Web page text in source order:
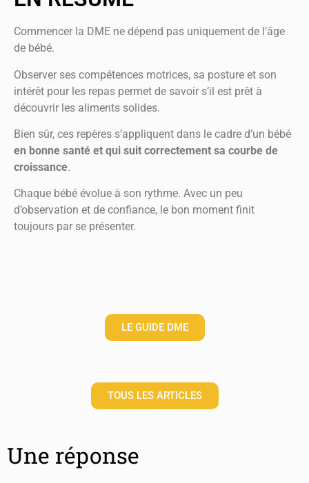
Commencer la DME ne dépend pas uniquement de l’âge
de bébé.
Observer ses compétences motrices, sa posture et son
intérêt pour les repas permet de savoir s’il est prêt à
découvrir les aliments solides.
Bien sûr, ces repères s’appliquent dans le cadre d’un bébé
en bonne santé et qui suit correctement sa courbe de
croissance.
Chaque bébé évolue à son rythme. Avec un peu
d’observation et de confiance, le bon moment finit
toujours par se présenter.
LE GUIDE DME
TOUS LES ARTICLES
Une réponse